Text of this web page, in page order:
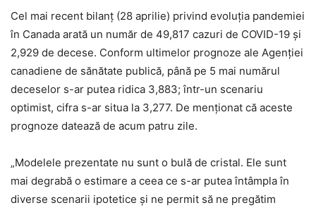
Cel mai recent bilanț (28 aprilie) privind evoluția pandemiei
în Canada arată un număr de 49,817 cazuri de COVID-19 și
2,929 de decese. Conform ultimelor prognoze ale Agenției
canadiene de sănătate publică, până pe 5 mai numărul
deceselor s-ar putea ridica 3,883; într-un scenariu
optimist, cifra s-ar situa la 3,277. De menționat că aceste
prognoze datează de acum patru zile.
„Modelele prezentate nu sunt o bulă de cristal. Ele sunt
mai degrabă o estimare a ceea ce s-ar putea întâmpla în
diverse scenarii ipotetice și ne permit să ne pregătim